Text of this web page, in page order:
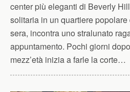
center più eleganti di Beverly
solitaria in un quartiere
sera, incontra uno stralunato
appuntamento. Pochi giorni
mezz’età inizia a farle la corte…